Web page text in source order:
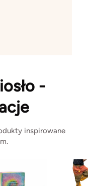
-
inspirowane